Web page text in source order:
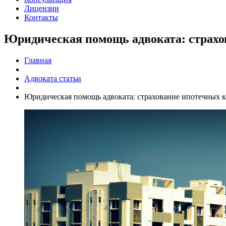
Лицензии
Контакты
Юридическая помощь адвоката:
Главная
Адвоката статьи
Юридическая помощь адвоката: страхование ипотечных